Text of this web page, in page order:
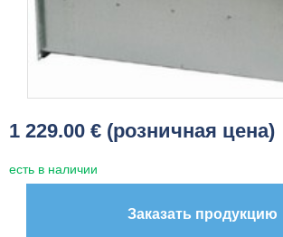
1 229.00 € (розничная цена)
есть в наличии
Заказать продукцию